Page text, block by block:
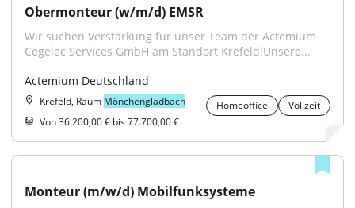
Obermonteur (w/m/d) EMSR
Wir suchen Verstärkung für unser Team der Actemium
Cegelec Services GmbH am Standort Krefeld!Unsere...
Actemium Deutschland
Krefeld, Raum Mönchengladbach Homeoffice
Vollzeit
Von 36.200,00 € bis 77.700,00 €
Monteur (m/w/d) Mobilfunksysteme